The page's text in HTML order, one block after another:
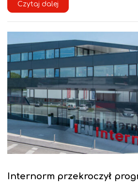
Czytaj dalej
Internorm przekroczył